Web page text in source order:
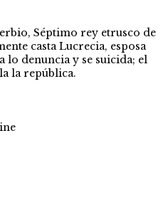
Séptimo rey etrusco de
casta Lucrecia, esposa
denuncia y se suicida; el
la república.